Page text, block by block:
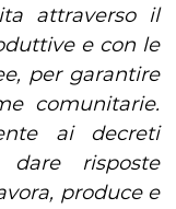
attraverso il
e con le
per garantire
comunitarie.
ai decreti
dare risposte
produce e